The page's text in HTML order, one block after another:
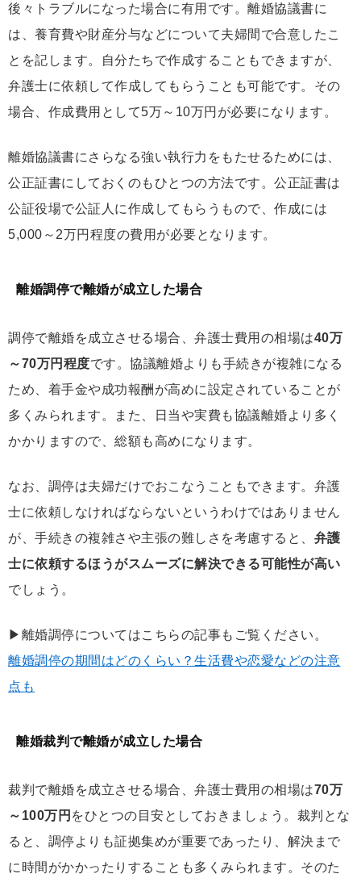
後々トラブルになった場合に有用です。離婚協議書に
は、養育費や財産分与などについて夫婦間で合意したこ
とを記します。自分たちで作成することもできますが、
弁護士に依頼して作成してもらうことも可能です。その
場合、作成費用として5万～10万円が必要になります。
離婚協議書にさらなる強い執行力をもたせるためには、
公正証書にしておくのもひとつの方法です。公正証書は
公証役場で公証人に作成してもらうもので、作成には
5,000～2万円程度の費用が必要となります。
離婚調停で離婚が成立した場合
調停で離婚を成立させる場合、弁護士費用の相場は40万
～70万円程度です。協議離婚よりも手続きが複雑になる
ため、着手金や成功報酬が高めに設定されていることが
多くみられます。また、日当や実費も協議離婚より多く
かかりますので、総額も高めになります。
なお、調停は夫婦だけでおこなうこともできます。弁護
士に依頼しなければならないというわけではありません
が、手続きの複雑さや主張の難しさを考慮すると、 弁護
士に依頼するほうがスムーズに解決できる可能性が高い
でしょう。
▶離婚調停についてはこちらの記事もご覧ください。
離婚調停の期間はどのくらい？生活費や恋愛などの注意
点も
離婚裁判で離婚が成立した場合
裁判で離婚を成立させる場合、弁護士費用の相場は70万
～100万円 をひとつの目安としておきましょう。裁判とな
ると、調停よりも証拠集めが重要であったり、解決まで
に時間がかかったりすることも多くみられます。そのた